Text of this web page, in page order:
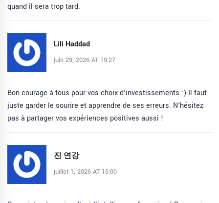
quand il sera trop tard.
Lili Haddad
juin 29, 2026 AT 19:27
Bon courage à tous pour vos choix d'investissements :) Il faut
juste garder le sourire et apprendre de ses erreurs. N'hésitez
pas à partager vos expériences positives aussi !
진 연강
juillet 1, 2026 AT 15:00